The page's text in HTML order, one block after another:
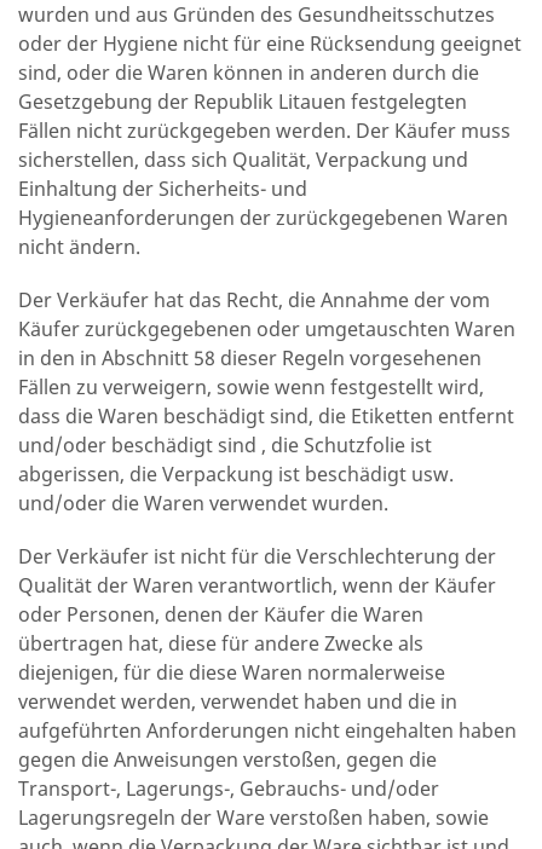
wurden und aus Gründen des Gesundheitsschutzes
oder der Hygiene nicht für eine Rücksendung geeignet
sind, oder die Waren können in anderen durch die
Gesetzgebung der Republik Litauen festgelegten
Fällen nicht zurückgegeben werden. Der Käufer muss
sicherstellen, dass sich Qualität, Verpackung und
Einhaltung der Sicherheits- und
Hygieneanforderungen der zurückgegebenen Waren
nicht ändern.
Der Verkäufer hat das Recht, die Annahme der vom
Käufer zurückgegebenen oder umgetauschten Waren
in den in Abschnitt 58 dieser Regeln vorgesehenen
Fällen zu verweigern, sowie wenn festgestellt wird,
dass die Waren beschädigt sind, die Etiketten entfernt
und/oder beschädigt sind , die Schutzfolie ist
abgerissen, die Verpackung ist beschädigt usw.
und/oder die Waren verwendet wurden.
Der Verkäufer ist nicht für die Verschlechterung der
Qualität der Waren verantwortlich, wenn der Käufer
oder Personen, denen der Käufer die Waren
übertragen hat, diese für andere Zwecke als
diejenigen, für die diese Waren normalerweise
verwendet werden, verwendet haben und die in
aufgeführten Anforderungen nicht eingehalten haben
gegen die Anweisungen verstoßen, gegen die
Transport-, Lagerungs-, Gebrauchs- und/oder
Lagerungsregeln der Ware verstoßen haben, sowie